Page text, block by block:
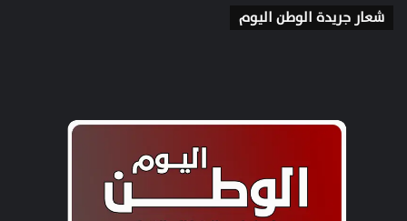
شعار جريدة الوطن اليوم